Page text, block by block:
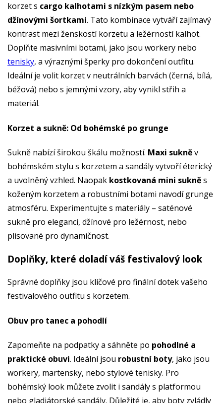
korzet s cargo kalhotami s nízkým pasem nebo
džínovými šortkami. Tato kombinace vytváří zajímavý
kontrast mezi ženskostí korzetu a ležérností kalhot.
Doplňte masivními botami, jako jsou workery nebo
tenisky, a výraznými šperky pro dokončení outfitu.
Ideální je volit korzet v neutrálních barvách (černá, bílá,
béžová) nebo s jemnými vzory, aby vynikl střih a
materiál.
Korzet a sukně: Od bohémské po grunge
Sukně nabízí širokou škálu možností. Maxi sukněv
bohémském stylu s korzetem a sandály vytvoří éterický
a uvolněný vzhled. Naopak kostkovaná mini sukněs
koženým korzetem a robustními botami navodí grunge
atmosféru. Experimentujte s materiály – saténové
sukně pro eleganci, džínové pro ležérnost, nebo
plisované pro dynamičnost.
Doplňky, které doladí váš festivalový look
Správné doplňky jsou klíčové pro finální dotek vašeho
festivalového outfitu s korzetem.
Obuv pro tanec a pohodlí
Zapomeňte na podpatky a sáhněte po pohodlné a
praktické obuvi. Ideální jsou robustní boty, jako jsou
workery, martensky, nebo stylové tenisky. Pro
bohémský look můžete zvolit i sandály s platformou
nebo gladiátorské sandály. Důležité je, aby boty zvládly